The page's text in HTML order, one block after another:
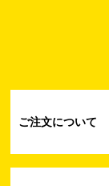
受発注業務
会員管理業務
ご注文について